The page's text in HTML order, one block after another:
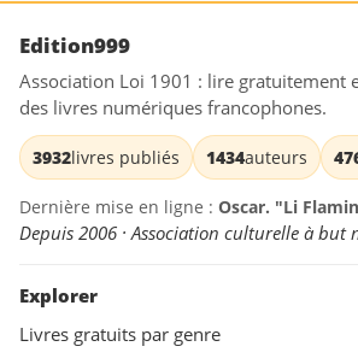
Edition999
Association Loi 1901 : lire gratuitement
des livres numériques francophones.
3932livres publiés 1434auteurs
Dernière mise en ligne : Oscar. "Li
Depuis 2006 · Association culturelle à
Explorer
Livres gratuits par genre